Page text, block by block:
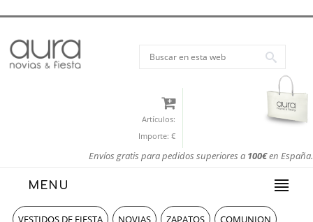
Artículos:
Importe: €
Envíos gratis para pedidos superiores a 100€en España.
MENU
VESTIDOS DE FIESTA NOVIAS ZAPATOS COMUNION